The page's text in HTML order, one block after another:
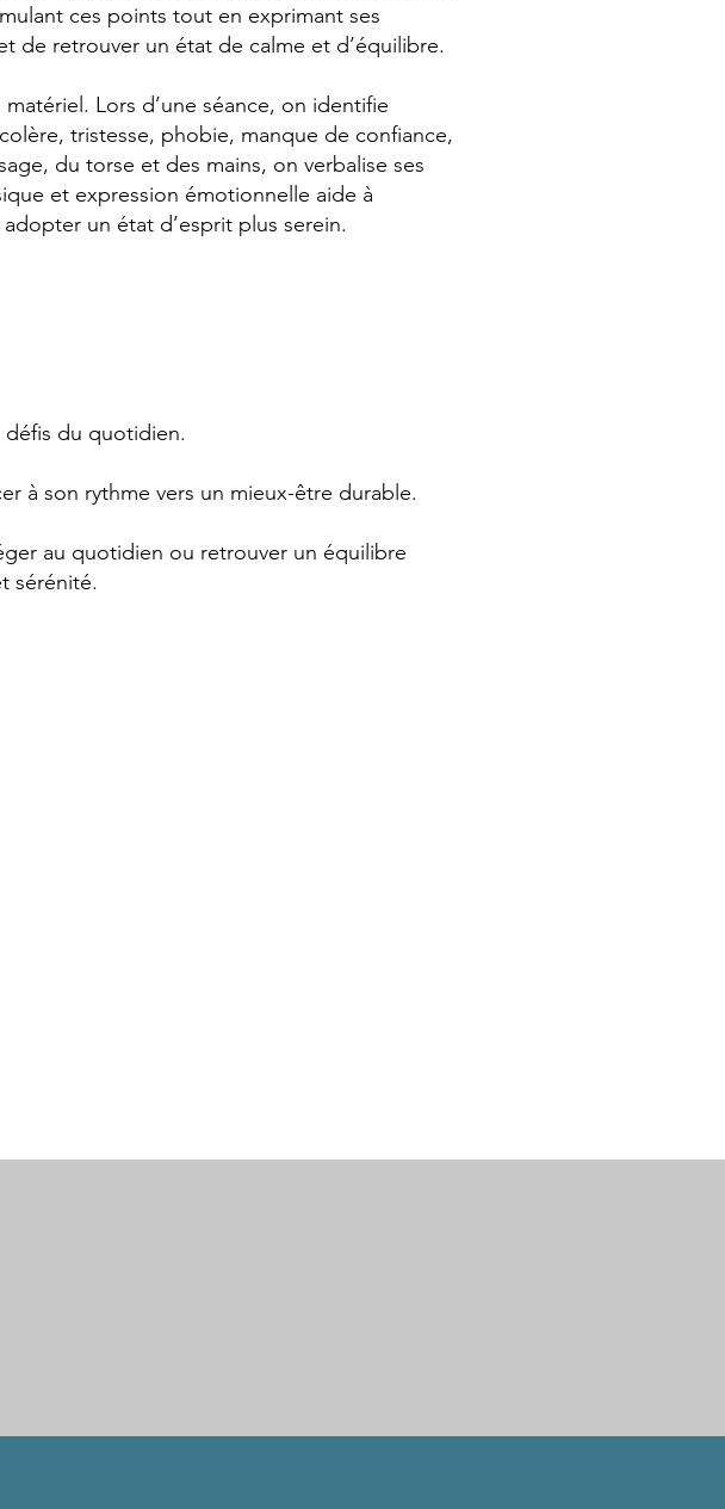
ces points tout en exprimant ses
de retrouver un état de calme et d’équilibre.
Lors d’une séance, on identifie
tristesse, phobie, manque de confiance,
du torse et des mains, on verbalise ses
et expression émotionnelle aide à
un état d’esprit plus serein.
défis du quotidien.
à son rythme vers un mieux-être durable.
au quotidien ou retrouver un équilibre
sérénité.